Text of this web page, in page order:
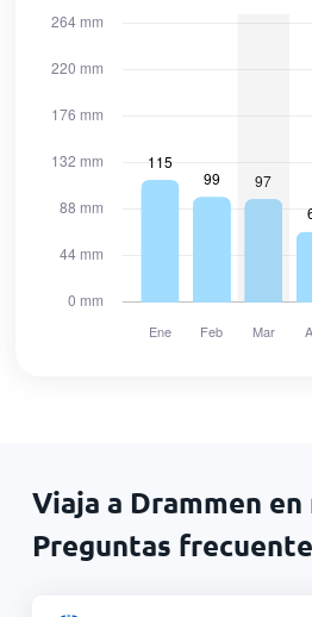
Viaja a Drammen en
Preguntas